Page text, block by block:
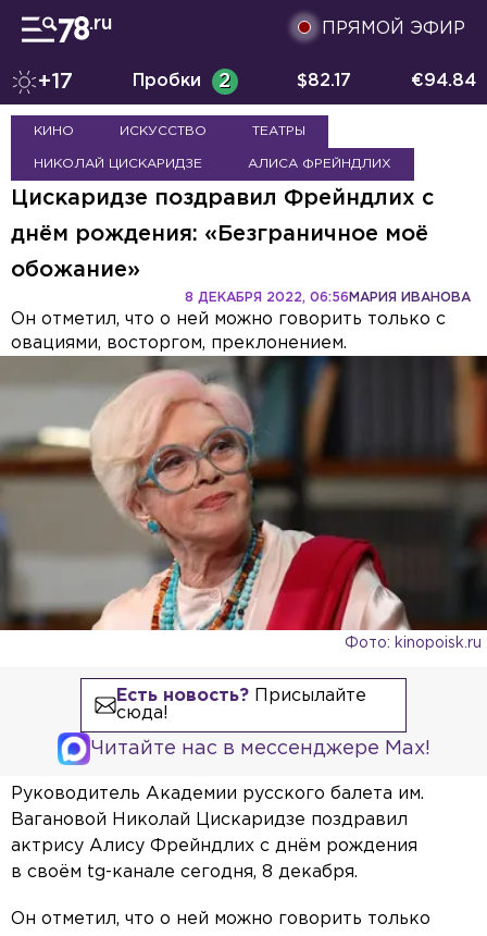
ПРЯМОЙ ЭФИР
+17 Пробки 2 $82.17 €94.84
КИНО ИСКУССТВО ТЕАТРЫ
НИКОЛАЙ ЦИСКАРИДЗЕ АЛИСА ФРЕЙНДЛИХ
Цискаридзе поздравил Фрейндлих с
днём рождения: «Безграничное моё
обожание»
МАРИЯ ИВАНОВА
8 ДЕКАБРЯ 2022, 06:56
Он отметил, что о ней можно говорить только с
овациями, восторгом, преклонением.
Фото: kinopoisk.ru
Есть новость?Присылайте
сюда!
Читайте нас в мессенджере Max!
Руководитель Академии русского балета им.
Вагановой Николай Цискаридзе поздравил
актрису Алису Фрейндлих с днём рождения
в своём tg-канале сегодня, 8 декабря.
Он отметил, что о ней можно говорить только